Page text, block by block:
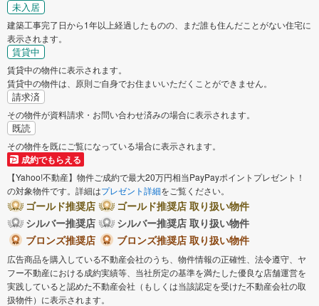
あきる野市 西東京市
未入居
建築工事完了日から1年以上経過したものの、まだ誰も住んだことがない住宅に
表示されます。
賃貸中
賃貸中の物件に表示されます。
賃貸中の物件は、原則ご自身でお住まいいただくことができません。
請求済
その物件が資料請求・お問い合わせ済みの場合に表示されます。
既読
その物件を既にご覧になっている場合に表示されます。
成約でもらえる
【Yahoo!不動産】物件ご成約で最大20万円相当PayPayポイントプレゼント！
の対象物件です。詳細はプレゼント詳細をご覧ください。
ゴールド推奨店
ゴールド推奨店 取り扱い物件
シルバー推奨店
シルバー推奨店 取り扱い物件
ブロンズ推奨店
ブロンズ推奨店 取り扱い物件
広告商品を購入している不動産会社のうち、物件情報の正確性、法令遵守、ヤ
フー不動産における成約実績等、当社所定の基準を満たした優良な店舗運営を
実践していると認めた不動産会社（もしくは当該認定を受けた不動産会社の取
扱物件）に表示されます。